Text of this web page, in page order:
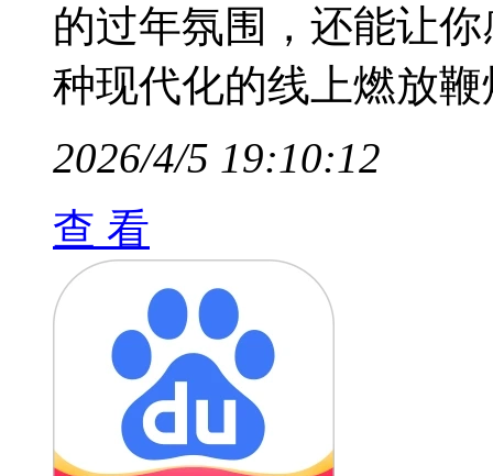
的过年氛围，还能让
种现代化的线上燃放
2026/4/5 19:10:12
查 看